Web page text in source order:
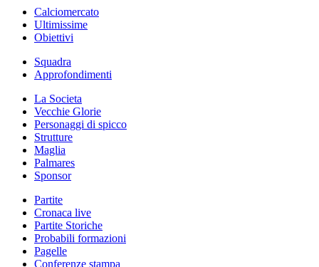
Calciomercato
Ultimissime
Obiettivi
Squadra
Approfondimenti
La Societa
Vecchie Glorie
Personaggi di spicco
Strutture
Maglia
Palmares
Sponsor
Partite
Cronaca live
Partite Storiche
Probabili formazioni
Pagelle
Conferenze stampa